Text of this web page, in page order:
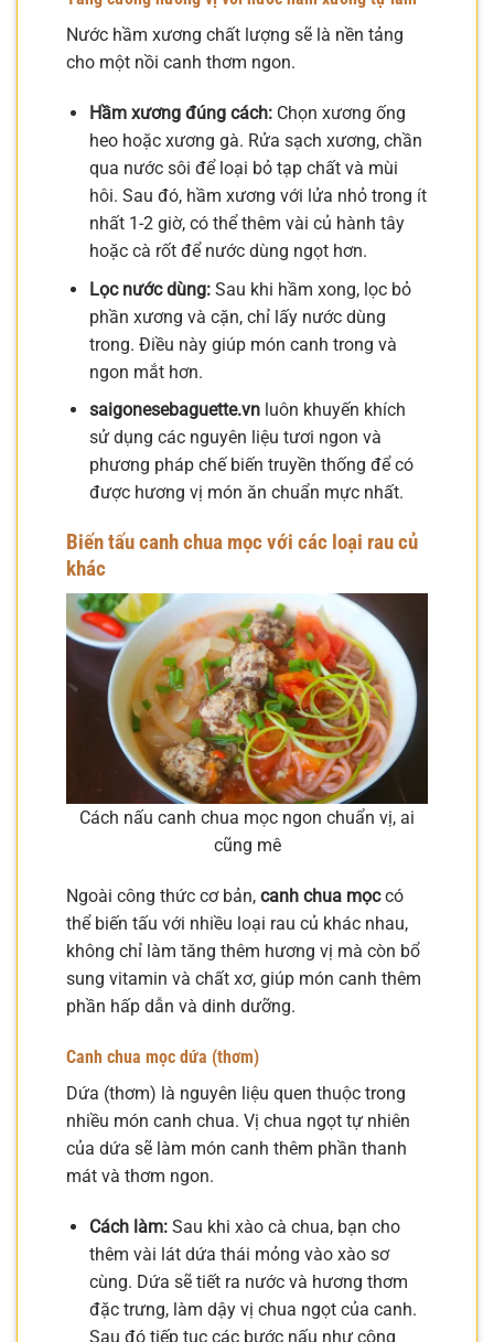
Nước hầm xương chất lượng sẽ là nền tảng
cho một nồi canh thơm ngon.
Hầm xương đúng cách:Chọn xương ống
heo hoặc xương gà. Rửa sạch xương, chần
qua nước sôi để loại bỏ tạp chất và mùi
hôi. Sau đó, hầm xương với lửa nhỏ trong ít
nhất 1-2 giờ, có thể thêm vài củ hành tây
hoặc cà rốt để nước dùng ngọt hơn.
Lọc nước dùng:Sau khi hầm xong, lọc bỏ
phần xương và cặn, chỉ lấy nước dùng
trong. Điều này giúp món canh trong và
ngon mắt hơn.
saigonesebaguette.vnluôn khuyến khích
sử dụng các nguyên liệu tươi ngon và
phương pháp chế biến truyền thống để có
được hương vị món ăn chuẩn mực nhất.
Biến tấu canh chua mọc với các loại rau củ
khác
Cách nấu canh chua mọc ngon chuẩn vị, ai
cũng mê
Ngoài công thức cơ bản, canh chua mọccó
thể biến tấu với nhiều loại rau củ khác nhau,
không chỉ làm tăng thêm hương vị mà còn bổ
sung vitamin và chất xơ, giúp món canh thêm
phần hấp dẫn và dinh dưỡng.
Canh chua mọc dứa (thơm)
Dứa (thơm) là nguyên liệu quen thuộc trong
nhiều món canh chua. Vị chua ngọt tự nhiên
của dứa sẽ làm món canh thêm phần thanh
mát và thơm ngon.
Cách làm:Sau khi xào cà chua, bạn cho
thêm vài lát dứa thái mỏng vào xào sơ
cùng. Dứa sẽ tiết ra nước và hương thơm
đặc trưng, làm dậy vị chua ngọt của canh.
Sau đó tiếp tục các bước nấu như công